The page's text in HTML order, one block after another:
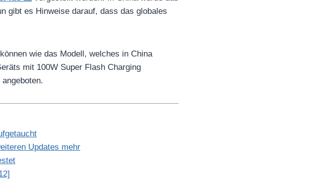
gibt es Hinweise darauf, dass das globales
wie das Modell, welches in China
mit 100W Super Flash Charging
Updates mehr